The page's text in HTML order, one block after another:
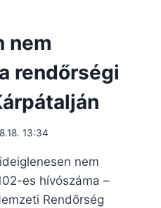
nem
rendőrségi
13:34
nem
es hívószáma –
Rendőrség